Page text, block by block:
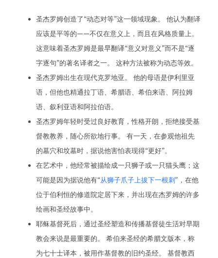
圣杰罗姆创造了“动态对等”这一领域现象。 他认为翻译
应该是平等的——不仅在意义上，而且在风格质量上。
这意味着圣杰罗姆是最早翻译“意义对意义”而不是“逐
字逐句”的著名译者之一。 这种方法被称为动态等效。
圣杰罗姆出生在现代克罗地亚。 他的母语是伊利里亚
语，但他也精通拉丁语、希腊语、希伯来语、阿拉姆
语、叙利亚语和阿拉伯语。
圣杰罗姆年轻时受过良好教育，性格开朗，拒绝接受基
督教教养，随心所欲地行事。 有一天，在参观他祖先
的墓穴和坟墓时，据说他害怕表现得“更好”。
在艺术中，他经常被描绘成一只狮子或一只猫头鹰；这
可能是因为据说他有“从狮子爪子上拔下一根刺"，在他
位于伯利恒的修道院定居下来，并出现在杰罗姆的许多
绘画和圣经故事中。
耶稣基督死后，通过圣经塑造和传播基督徒生活对早期
教会来说是最重要的。 希伯来圣经的希腊文版本，称
为七十士译本，被用作基督教的旧约圣经。 基督教西